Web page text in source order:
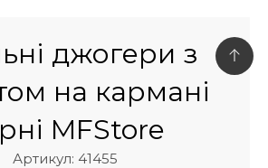
джогери з
на кармані
MFStore
Артикул: 41455